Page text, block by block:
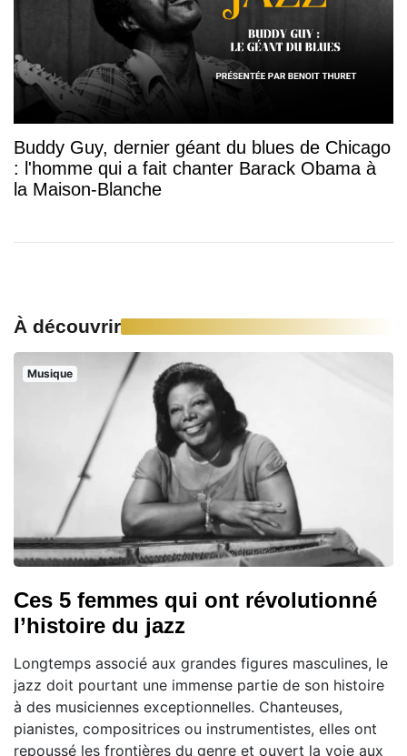
Buddy Guy, dernier géant du blues de Chicago
: l'homme qui a fait chanter Barack Obama à
la Maison-Blanche
À découvrir
Musique
Ces 5 femmes qui ont révolutionné
l’histoire du jazz
Longtemps associé aux grandes figures masculines, le
jazz doit pourtant une immense partie de son histoire
à des musiciennes exceptionnelles. Chanteuses,
pianistes, compositrices ou instrumentistes, elles ont
repoussé les frontières du genre et ouvert la voie aux